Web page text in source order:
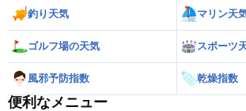
釣り天気 マリン天
ゴルフ場の天気 スポーツ
風邪予防指数 乾燥指数
便利なメニュー